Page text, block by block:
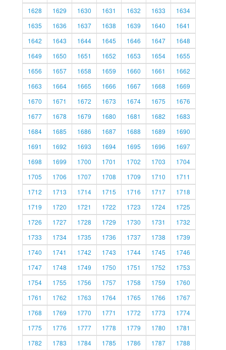
1628
1629 1630 1631 1632 1633
1634
1635
1636 1637 1638 1639 1640
1641
1642
1643 1644 1645 1646 1647
1648
1649
1650 1651 1652 1653 1654
1655
1656
1657 1658 1659 1660 1661
1662
1663
1664 1665 1666 1667 1668
1669
1670
1671 1672 1673 1674 1675
1676
1677
1678 1679 1680 1681 1682
1683
1684
1685 1686 1687 1688 1689
1690
1691
1692 1693 1694 1695 1696
1697
1698
1699 1700 1701 1702 1703
1704
1705
1706 1707 1708 1709 1710
1711
1712
1713 1714 1715 1716 1717
1718
1719
1720 1721 1722 1723 1724
1725
1726
1727 1728 1729 1730 1731
1732
1733
1734 1735 1736 1737 1738
1739
1740
1741 1742 1743 1744 1745
1746
1747
1748 1749 1750 1751 1752
1753
1754
1755 1756 1757 1758 1759
1760
1761
1762 1763 1764 1765 1766
1767
1768
1769 1770 1771 1772 1773
1774
1775
1776 1777 1778 1779 1780
1781
1782
1783 1784 1785 1786 1787
1788